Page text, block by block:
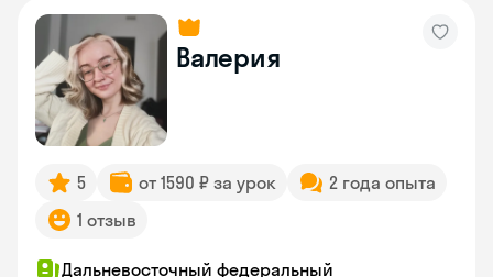
Валерия
5 от 1590 ₽ за урок
2 года опыта
1 отзыв
Дальневосточный федеральный